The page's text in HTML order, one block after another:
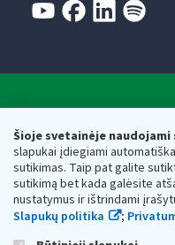
Šioje svetainėje naudojami
slapukai įdiegiami
sutikimas. Taip pat galite
sutikimą bet kada galėsite
nustatymus ir ištrindami
Slapukų politika
;
Valstybinė mokesčių
Respublikos finansų
Biudžetinė įstaiga. Juridinio
adresas: Vasario 16-osios g.
vmi@vmi.lt , E. pristatymo
Duomenys apie Valstybinę
Respublikos finansų